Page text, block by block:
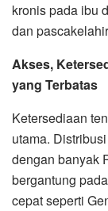
kronis pada ibu
dan
Akses,
yang Terbatas
Ketersediaan
utama.
dengan banyak
bergantung
cepat seperti